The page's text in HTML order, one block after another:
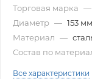
Торговая марка —
Диаметр — 153 мм
Материал —
Состав по
Все характеристики